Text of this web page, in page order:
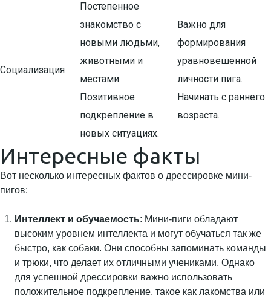
Социализация
Постепенное
знакомство с
новыми людьми,
животными и
местами.
Позитивное
подкрепление в
новых ситуациях.
Важно для
формирования
уравновешенной
личности пига.
Начинать с раннего
возраста.
Интересные факты
Вот несколько интересных фактов о дрессировке мини-
пигов:
Интеллект и обучаемость: Мини-пиги обладают
высоким уровнем интеллекта и могут обучаться так же
быстро, как собаки. Они способны запоминать команды
и трюки, что делает их отличными учениками. Однако
для успешной дрессировки важно использовать
положительное подкрепление, такое как лакомства или